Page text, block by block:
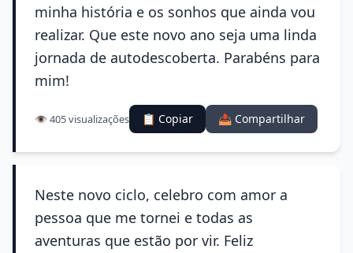
minha história e os sonhos que ainda vou
realizar. Que este novo ano seja uma linda
jornada de autodescoberta. Parabéns para
mim!
👁️ 405 visualizações 📋 Copiar 📤 Compartilhar
Neste novo ciclo, celebro com amor a
pessoa que me tornei e todas as
aventuras que estão por vir. Feliz